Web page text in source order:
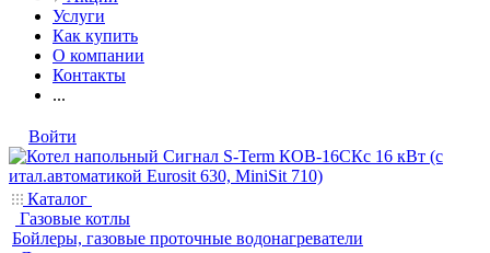
Услуги
Как купить
О компании
Контакты
...
Войти
Каталог
Газовые котлы
Бойлеры, газовые проточные водонагреватели